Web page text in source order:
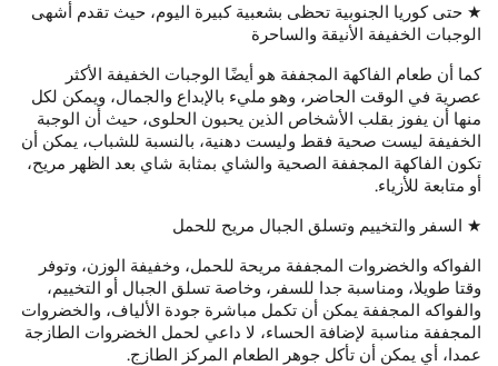
★ حتى كوريا الجنوبية تحظى بشعبية كبيرة اليوم، حيث تقدم أشهى
الوجبات الخفيفة الأنيقة والساحرة
كما أن طعام الفاكهة المجففة هو أيضًا الوجبات الخفيفة الأكثر
عصرية في الوقت الحاضر، وهو مليء بالإبداع والجمال، ويمكن لكل
منها أن يفوز بقلب الأشخاص الذين يحبون الحلوى، حيث أن الوجبة
الخفيفة ليست صحية فقط وليست دهنية، بالنسبة للشباب، يمكن أن
تكون الفاكهة المجففة الصحية والشاي بمثابة شاي بعد الظهر مريح،
أو متابعة للأزياء.
★ السفر والتخييم وتسلق الجبال مريح للحمل
الفواكه والخضروات المجففة مريحة للحمل، وخفيفة الوزن، وتوفر
وقتا طويلا، ومناسبة جدا للسفر، وخاصة تسلق الجبال أو التخييم،
والفواكه المجففة يمكن أن تكمل مباشرة جودة الألياف، والخضروات
المجففة مناسبة لإضافة الحساء، لا داعي لحمل الخضروات الطازجة
عمدا، أي يمكن أن تأكل جوهر الطعام المركز الطازج.